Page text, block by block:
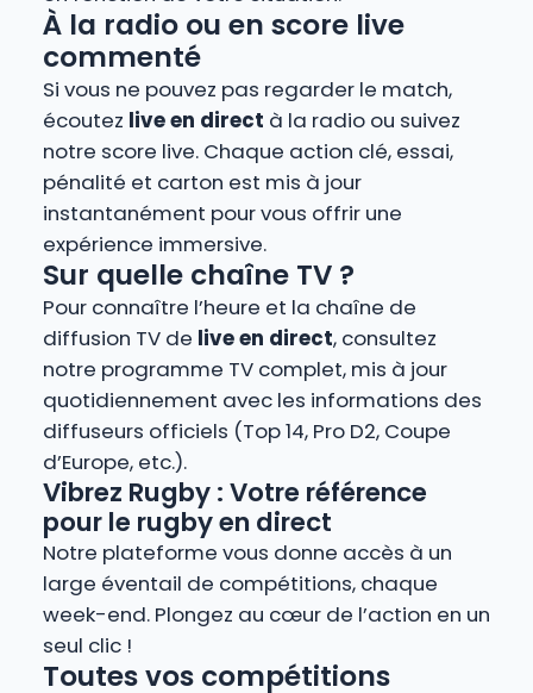
À la radio ou en score live
commenté
Si vous ne pouvez pas regarder le match,
écoutez live en direct à la radio ou suivez
notre score live. Chaque action clé, essai,
pénalité et carton est mis à jour
instantanément pour vous offrir une
expérience immersive.
Sur quelle chaîne TV ?
Pour connaître l’heure et la chaîne de
diffusion TV de live en direct, consultez
notre programme TV complet, mis à jour
quotidiennement avec les informations des
diffuseurs officiels (Top 14, Pro D2, Coupe
d’Europe, etc.).
Vibrez Rugby : Votre référence
pour le rugby en direct
Notre plateforme vous donne accès à un
large éventail de compétitions, chaque
week-end. Plongez au cœur de l’action en un
seul clic !
Toutes vos compétitions